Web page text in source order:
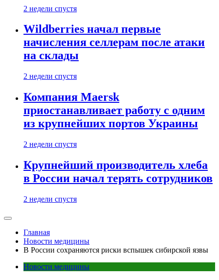
2 недели спустя
Wildberries начал первые
начисления селлерам после атаки
на склады
2 недели спустя
Компания Maersk
приостанавливает работу с одним
из крупнейших портов Украины
2 недели спустя
Крупнейший производитель хлеба
в России начал терять сотрудников
2 недели спустя
Главная
Новости медицины
В России сохраняются риски вспышек сибирской язвы
Новости медицины